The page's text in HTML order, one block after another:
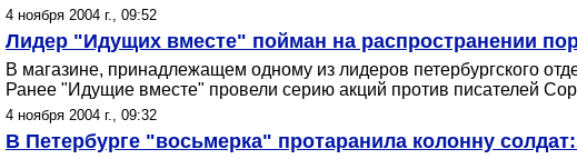
4 ноября 2004 г., 09:52
Лидер "Идущих вместе" пойман на распространении
В магазине, принадлежащем одному из лидеров петербургского
Ранее "Идущие вместе" провели серию акций против писателей
4 ноября 2004 г., 09:32
В Петербурге "восьмерка" протаранила колонну